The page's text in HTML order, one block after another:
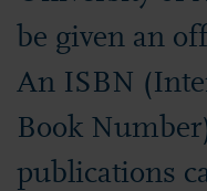
be given an
An ISBN
Book
publications